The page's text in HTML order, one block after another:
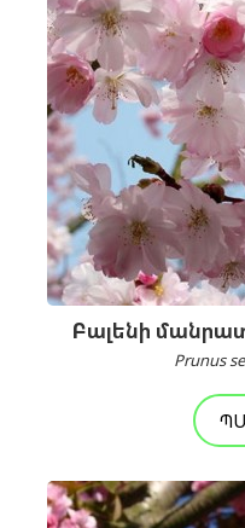
Բալենի
Prunus